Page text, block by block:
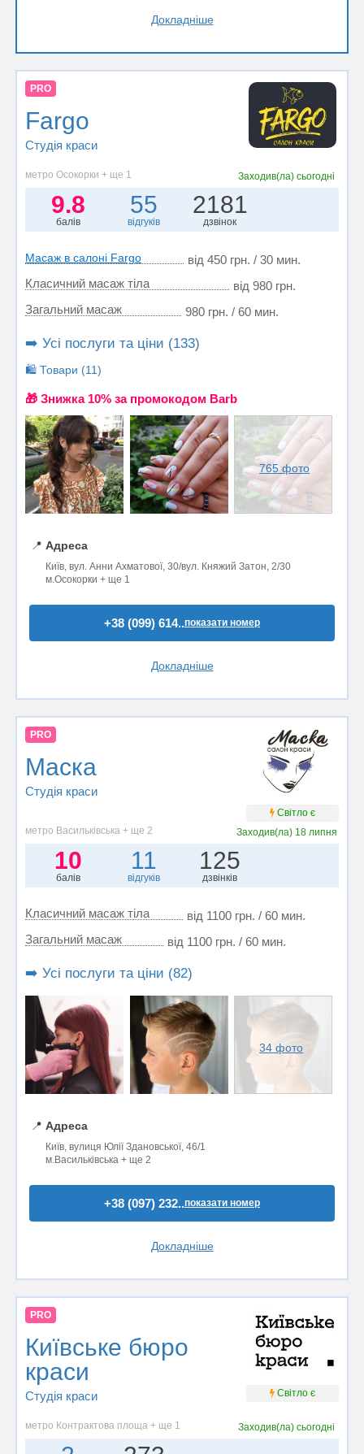
Докладніше
PRO
Fargo
Студія краси
метро Осокорки + ще 1 Заходив(ла)сьогодні
9.8
балів
55
відгуків
2181
дзвінок
Масаж в салоні Fargo
від 450 грн. / 30 мин.
Класичний масаж тіла
від 980 грн.
Загальний масаж
980 грн. / 60 мин.
➡️ Усі послуги та ціни (133)
🛍️ Товари (11)
🎁 Знижка 10% за промокодом Barb
765 фото
📍 Адреса
Київ, вул. Анни Ахматової, 30/вул. Княжий Затон, 2/30
м.Осокорки + ще 1
+38 (099) 614..показати номер
Докладніше
PRO
Маска
Студія краси
Світло є
метро Васильківська + ще 2
Заходив(ла) 18 липня
10
балів
11
відгуків
125
дзвінків
Класичний масаж тіла
від 1100 грн. / 60 мин.
Загальний масаж
від 1100 грн. / 60 мин.
➡️ Усі послуги та ціни (82)
34 фото
📍 Адреса
Київ, вулиця Юлії Здановської, 46/1
м.Васильківська + ще 2
+38 (097) 232..показати номер
Докладніше
PRO
Київське бюро
краси
Студія краси Світло є
метро Контрактова площа + ще 1 Заходив(ла)сьогодні